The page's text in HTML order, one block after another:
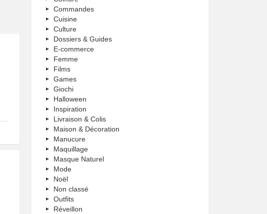
Commandes
Cuisine
Culture
Dossiers & Guides
E-commerce
Femme
Films
Games
Giochi
Halloween
Inspiration
Livraison & Colis
Maison & Décoration
Manucure
Maquillage
Masque Naturel
Mode
Noël
Non classé
Outfits
Réveillon